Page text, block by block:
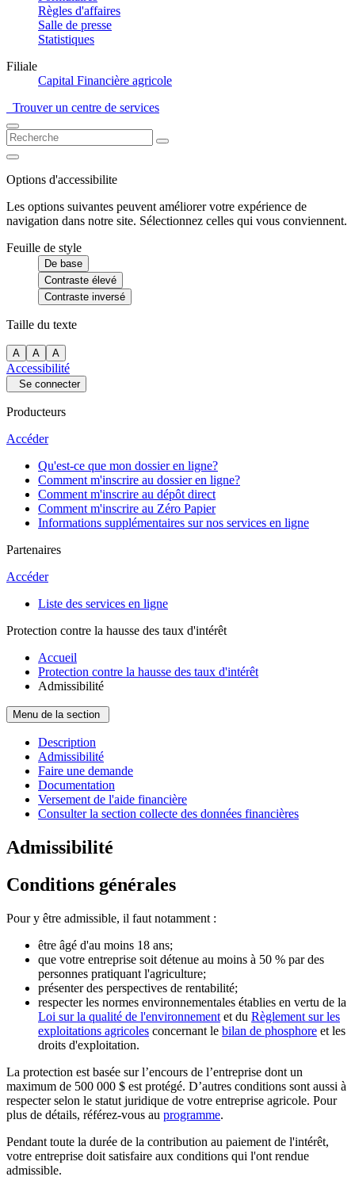
Règles d'affaires
Salle de presse
Statistiques
Filiale
Capital Financière agricole
Trouver un centre de services
Options d'accessibilite
Les options suivantes peuvent améliorer votre expérience de
navigation dans notre site. Sélectionnez celles qui vous conviennent.
Feuille de style
De base
Contraste élevé
Contraste inversé
Taille du texte
A A A
Accessibilité
Se connecter
Producteurs
Accéder
Qu'est-ce que mon dossier en ligne?
Comment m'inscrire au dossier en ligne?
Comment m'inscrire au dépôt direct
Comment m'inscrire au Zéro Papier
Informations supplémentaires sur nos services en ligne
Partenaires
Accéder
Liste des services en ligne
Protection contre la hausse des taux d'intérêt
Accueil
Protection contre la hausse des taux d'intérêt
Admissibilité
Menu de la section
Description
Admissibilité
Faire une demande
Documentation
Versement de l'aide financière
Consulter la section collecte des données financières
Admissibilité
Conditions générales
Pour y être admissible, il faut notamment :
être âgé d'au moins 18 ans;
que votre entreprise soit détenue au moins à 50 % par des
personnes pratiquant l'agriculture;
présenter des perspectives de rentabilité;
respecter les normes environnementales établies en vertu de la
Loi sur la qualité de l'environnement et du Règlement sur les
exploitations agricoles concernant le bilan de phosphore et les
droits d'exploitation.
La protection est basée sur l’encours de l’entreprise dont un
maximum de 500 000 $ est protégé. D’autres conditions sont aussi à
respecter selon le statut juridique de votre entreprise agricole. Pour
plus de détails, référez-vous au programme.
Pendant toute la durée de la contribution au paiement de l'intérêt,
votre entreprise doit satisfaire aux conditions qui l'ont rendue
admissible.